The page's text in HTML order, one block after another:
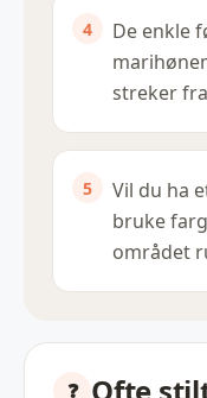
De enkle
streker
Vil du ha
bruke
området